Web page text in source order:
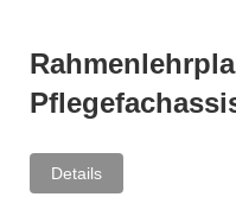
Details